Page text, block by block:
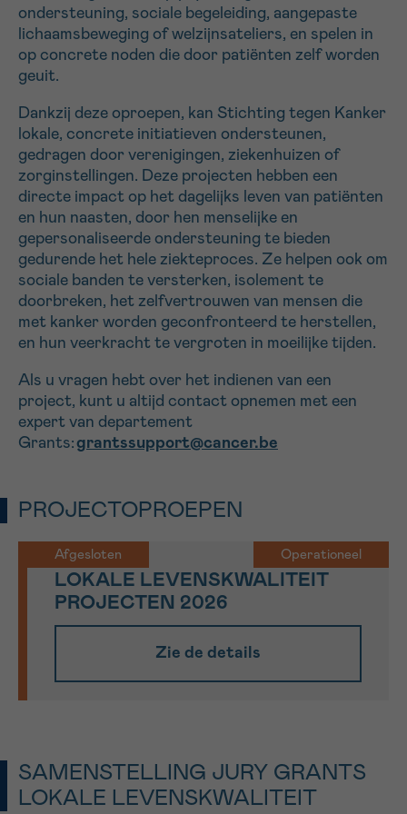
ondersteuning, sociale begeleiding, aangepaste
lichaamsbeweging of welzijnsateliers, en spelen in
op concrete noden die door patiënten zelf worden
geuit.
Dankzij deze oproepen, kan Stichting tegen Kanker
lokale, concrete initiatieven ondersteunen,
gedragen door verenigingen, ziekenhuizen of
zorginstellingen. Deze projecten hebben een
directe impact op het dagelijks leven van patiënten
en hun naasten, door hen menselijke en
gepersonaliseerde ondersteuning te bieden
gedurende het hele ziekteproces. Ze helpen ook om
sociale banden te versterken, isolement te
doorbreken, het zelfvertrouwen van mensen die
met kanker worden geconfronteerd te herstellen,
en hun veerkracht te vergroten in moeilijke tijden.
Als u vragen hebt over het indienen van een
project, kunt u altijd contact opnemen met een
expert van departement
Grants:grantssupport@cancer.be
PROJECTOPROEPEN
Afgesloten
LOKALE LEVENSKWALITEIT
PROJECTEN 2026
Operationeel
Zie de details
SAMENSTELLING JURY GRANTS
LOKALE LEVENSKWALITEIT
VOORNAAM
EMAIL
MIJN VRAAG
Ja, stuur mij de nieuwsbrief
Ik aanvaard degebruiksvoorwaarden
Sturen